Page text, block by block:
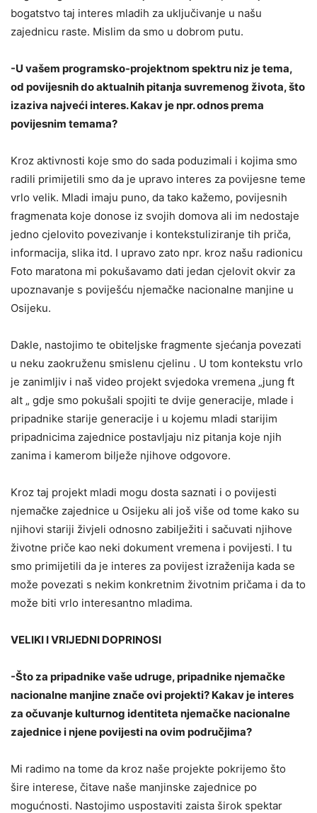
bogatstvo taj interes mladih za uključivanje u našu
zajednicu raste. Mislim da smo u dobrom putu.
-U vašem programsko-projektnom spektru niz je tema,
od povijesnih do aktualnih pitanja suvremenog života, što
izaziva najveći interes. Kakav je npr. odnos prema
povijesnim temama?
Kroz aktivnosti koje smo do sada poduzimali i kojima smo
radili primijetili smo da je upravo interes za povijesne teme
vrlo velik. Mladi imaju puno, da tako kažemo, povijesnih
fragmenata koje donose iz svojih domova ali im nedostaje
jedno cjelovito povezivanje i kontekstuliziranje tih priča,
informacija, slika itd. I upravo zato npr. kroz našu radionicu
Foto maratona mi pokušavamo dati jedan cjelovit okvir za
upoznavanje s poviješću njemačke nacionalne manjine u
Osijeku.
Dakle, nastojimo te obiteljske fragmente sjećanja povezati
u neku zaokruženu smislenu cjelinu . U tom kontekstu vrlo
je zanimljiv i naš video projekt svjedoka vremena „jung ft
alt „ gdje smo pokušali spojiti te dvije generacije, mlade i
pripadnike starije generacije i u kojemu mladi starijim
pripadnicima zajednice postavljaju niz pitanja koje njih
zanima i kamerom bilježe njihove odgovore.
Kroz taj projekt mladi mogu dosta saznati i o povijesti
njemačke zajednice u Osijeku ali još više od tome kako su
njihovi stariji živjeli odnosno zabilježiti i sačuvati njihove
životne priče kao neki dokument vremena i povijesti. I tu
smo primijetili da je interes za povijest izraženija kada se
može povezati s nekim konkretnim životnim pričama i da to
može biti vrlo interesantno mladima.
VELIKI I VRIJEDNI DOPRINOSI
-Što za pripadnike vaše udruge, pripadnike njemačke
nacionalne manjine znače ovi projekti? Kakav je interes
za očuvanje kulturnog identiteta njemačke nacionalne
zajednice i njene povijesti na ovim područjima?
Mi radimo na tome da kroz naše projekte pokrijemo što
šire interese, čitave naše manjinske zajednice po
mogućnosti. Nastojimo uspostaviti zaista širok spektar